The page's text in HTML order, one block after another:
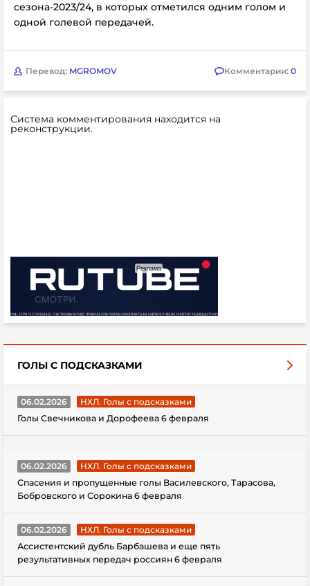
сезона-2023/24, в которых отметился одним голом и
одной голевой передачей.
Перевод: MGROMOV Комментарии: 0
Система комментирования находится на
реконструкции.
ГОЛЫ С ПОДСКАЗКАМИ
06.02.2026
НХЛ. Голы с подсказками
Голы Свечникова и Дорофеева 6 февраля
06.02.2026
НХЛ. Голы с подсказками
Спасения и пропущенные голы Василевского, Тарасова,
Бобровского и Сорокина 6 февраля
06.02.2026
НХЛ. Голы с подсказками
Ассистентский дубль Барбашева и еще пять
результативных передач россиян 6 февраля